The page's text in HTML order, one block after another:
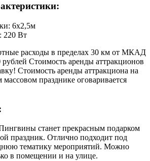
6х2,5м
220 Вт
расходы в пределах 30 км от МКАД
рублей Стоимость аренды аттракционов
Стоимость аренды аттракциона на
празднике оговаривается
станет прекрасным подарком
праздник. Отлично подходит под
тематику мероприятий. Можно
в помещении и на улице.